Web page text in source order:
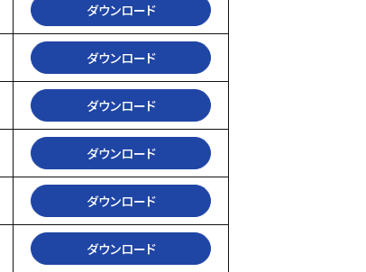
ダウンロード
ダウンロード
ダウンロード
ダウンロード
ダウンロード
ダウンロード